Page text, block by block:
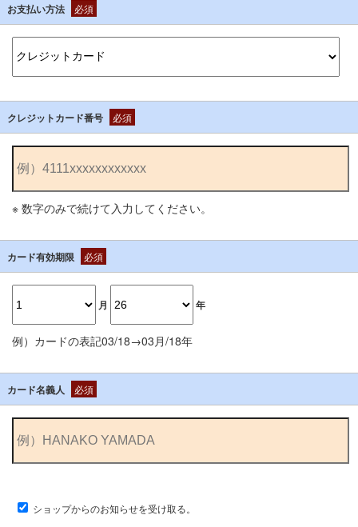
お支払い方法 必須
クレジットカード番号 必須
※ 数字のみで続けて入力してください。
カード有効期限 必須
月 年
例）カードの表記03/18→03月/18年
カード名義人 必須
ショップからのお知らせを受け取る。